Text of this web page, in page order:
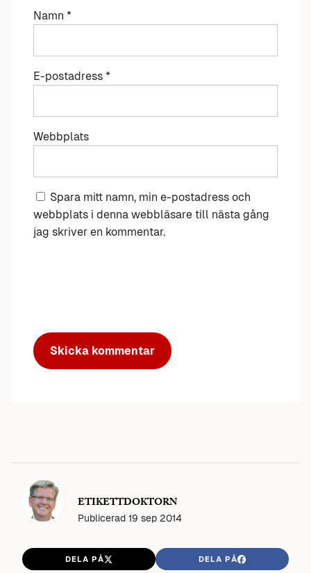
Namn *
E-postadress *
Webbplats
Spara mitt namn, min e-postadress och
webbplats i denna webbläsare till nästa gång
jag skriver en kommentar.
ETIKETTDOKTORN
Publicerad 19 sep 2014
DELA PÅ DELA PÅ